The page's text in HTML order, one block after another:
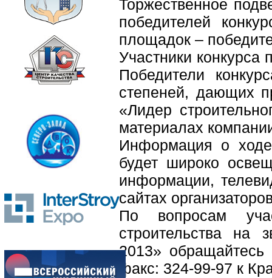
Торжественное
победителей
площадок –
Участники конкурса
Победители
степеней, дающих
«Лидер
материалах
Информация о ходе
будет широко
информации,
сайтах
По вопросам
строительства на
2013» обращайтесь
факс: 324-99-97 к